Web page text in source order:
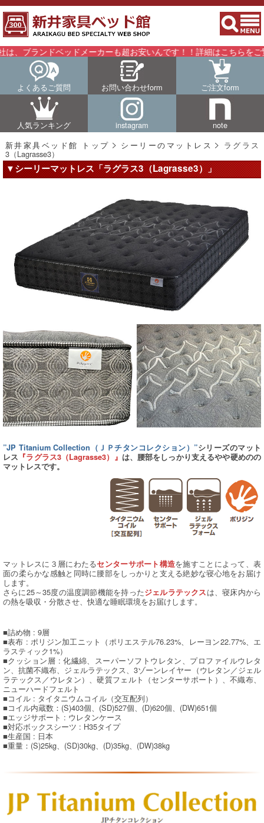
ドベッドメーカーも超お安いんです！！詳細はこちらをご覧くださ
よくあるご質問 お問い合わせform ご注文form
人気ランキング instagram
note
新井家具ベッド館 トップ
シーリーのマットレス ラグラス
3（Lagrasse3）
▼シーリーマットレス「ラグラス3（Lagrasse3）」
”JP Titanium Collection（ＪＰチタンコレクション）”シリーズのマット
レス 『ラグラス3（Lagrasse3）』 は、腰部をしっかり支えるやや硬めのの
マットレスです。
マットレスに３層にわたるセンターサポート構造を施すことによって、表
面の柔らかな感触と同時に腰部をしっかりと支える絶妙な寝心地をお届け
します。
さらに25～35度の温度調節機能を持ったジェルラテックスは、寝床内から
の熱を吸収・分散させ、快適な睡眠環境をお届けします。
■詰め物 : 9層
■表布 : ポリジン加工ニット（ポリエステル76.23%、レーヨン22.77%、エ
ラスティック1%）
■クッション層 : 化繊綿、スーパーソフトウレタン、プロファイルウレタ
ン、抗菌不織布、ジェルラテックス、3ゾーンレイヤー（ウレタン／ジェル
ラテックス／ウレタン）、硬質フェルト（センターサポート）、不織布、
ニューハードフェルト
■コイル : タイタニウムコイル（交互配列）
■コイル内蔵数：(S)403個、(SD)527個、(D)620個、(DW)651個
■エッジサポート : ウレタンケース
■対応ボックスシーツ : H35タイプ
■生産国 : 日本
■重量：(S)25kg、(SD)30kg、(D)35kg、(DW)38kg